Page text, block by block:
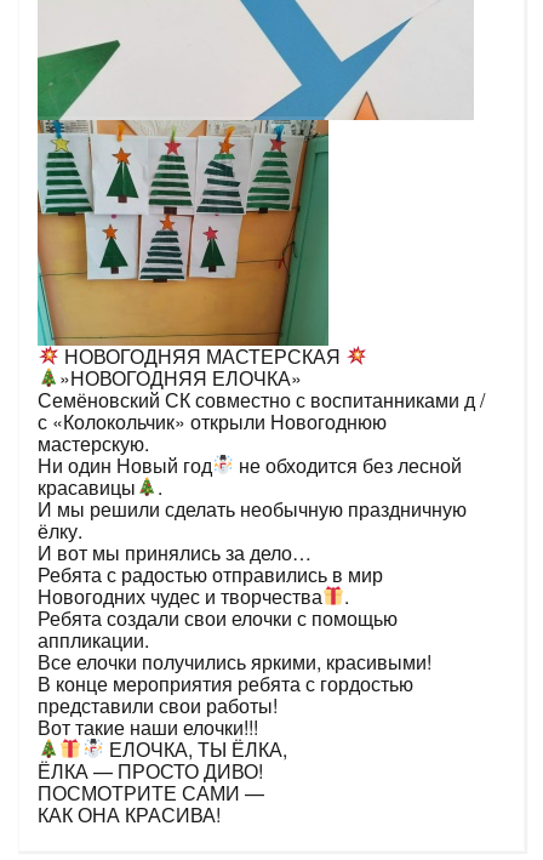
НОВОГОДНЯЯ МАСТЕРСКАЯ
»НОВОГОДНЯЯ ЕЛОЧКА»
Семёновский СК совместно с воспитанниками д /
с «Колокольчик» открыли Новогоднюю
мастерскую.
Ни один Новый год не обходится без лесной
красавицы .
И мы решили сделать необычную праздничную
ёлку.
И вот мы принялись за дело…
Ребята с радостью отправились в мир
Новогодних чудес и творчества .
Ребята создали свои елочки с помощью
аппликации.
Все елочки получились яркими, красивыми!
В конце мероприятия ребята с гордостью
представили свои работы!
Вот такие наши елочки!!!
ЕЛОЧКА, ТЫ ЁЛКА,
ЁЛКА — ПРОСТО ДИВО!
ПОСМОТРИТЕ САМИ —
КАК ОНА КРАСИВА!